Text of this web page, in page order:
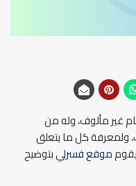
غير مألوف، وله من
ولمعرفة كل ما يتعلق
موقع فسرليبتوضيح